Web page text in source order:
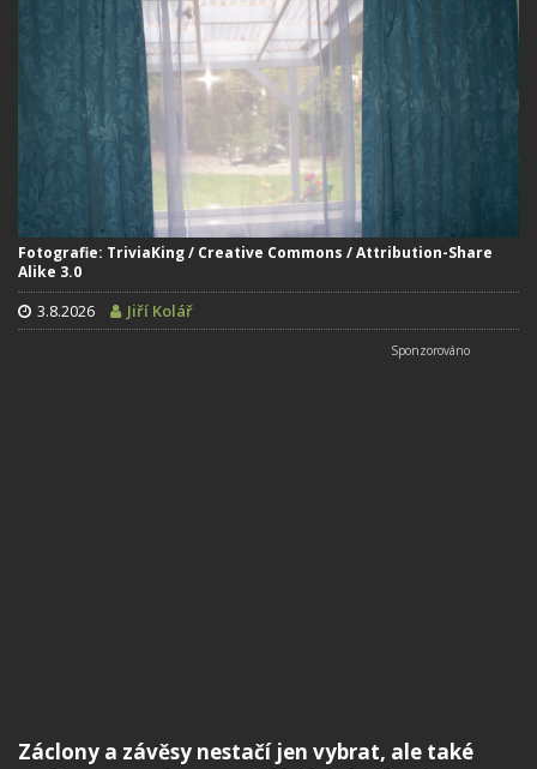
Fotografie: TriviaKing / Creative Commons / Attribution-Share
Alike 3.0
3.8.2026 Jiří Kolář
Záclony a závěsy nestačí jen vybrat, ale také